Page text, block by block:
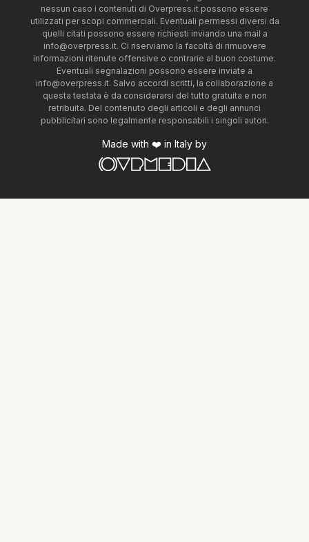
nessun caso i contenuti di Overpress.it possono essere
utilizzati per scopi commerciali. Eventuali permessi diversi da
quelli citati possono essere richiesti inviando una mail a
info@overpress.it. Ci riserviamo la facoltà di rimuovere
informazioni ritenute offensive o contrarie al buon costume.
Eventuali segnalazioni possono essere inviate a
info@overpress.it. Salvo accordi scritti, la collaborazione a
questa testata è da considerarsi del tutto gratuita e non
retribuita. Del contenuto degli articoli e degli annunci
pubblicitari sono legalmente responsabili i singoli autori.
Made with ❤️ in Italy by